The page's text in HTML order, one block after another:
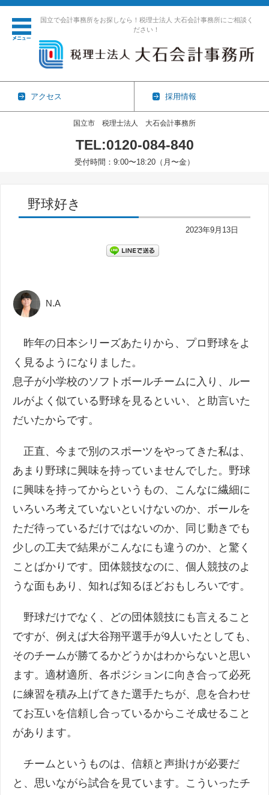
国立で会計事務所をお探しなら！税理士法人 大石会計事務所にご相談く
ださい！
アクセス 採用情報
国立市 税理士法人 大石会計事務所
TEL:0120-084-840
受付時間：9:00〜18:20（月〜金）
野球好き
2023年9月13日
N.A
昨年の日本シリーズあたりから、プロ野球をよ
く見るようになりました。
息子が小学校のソフトボールチームに入り、ルー
ルがよく似ている野球を見るといい、と助言いた
だいたからです。
正直、今まで別のスポーツをやってきた私は、
あまり野球に興味を持っていませんでした。野球
に興味を持ってからというもの、こんなに繊細に
いろいろ考えていないといけないのか、ボールを
ただ待っているだけではないのか、同じ動きでも
少しの工夫で結果がこんなにも違うのか、と驚く
ことばかりです。団体競技なのに、個人競技のよ
うな面もあり、知れば知るほどおもしろいです。
野球だけでなく、どの団体競技にも言えること
ですが、例えば大谷翔平選手が9人いたとしても、
そのチームが勝てるかどうかはわからないと思い
ます。適材適所、各ポジションに向き合って必死
に練習を積み上げてきた選手たちが、息を合わせ
てお互いを信頼し合っているからこそ成せること
があります。
チームというものは、信頼と声掛けが必要だ
と、思いながら試合を見ています。こういったチ